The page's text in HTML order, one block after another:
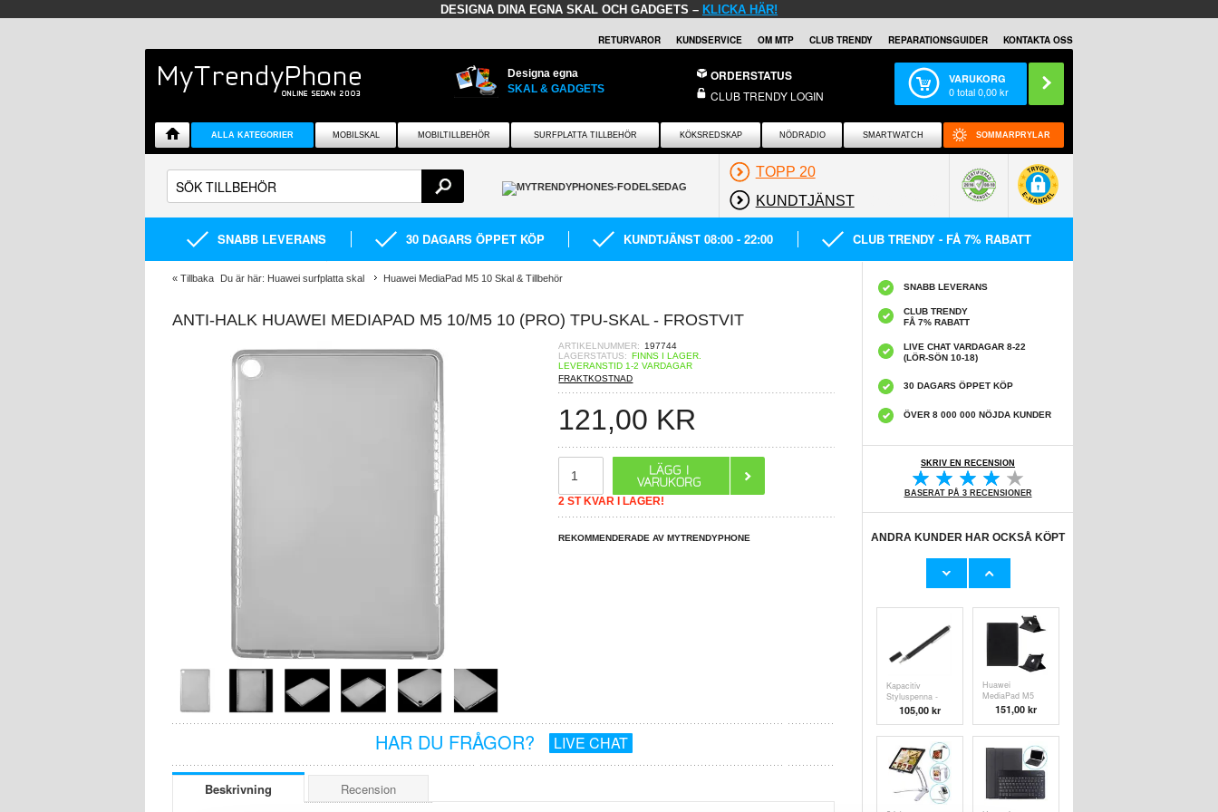
DESIGNA DINA EGNA SKAL OCH GADGETS – KLICKA HÄR!
RETURVAROR KUNDSERVICE OM MTP CLUB TRENDY REPARATIONSGUIDER KONTAKTA OSS
Designa egna
SKAL & GADGETS
ORDERSTATUS
CLUB TRENDY LOGIN
VARUKORG
0total0,00kr
ALLA KATEGORIER MOBILSKAL MOBILTILLBEHÖR SURFPLATTA TILLBEHÖR KÖKSREDSKAP NÖDRADIO SMARTWATCH SOMMARPRYLAR
TOPP 20
KUNDTJÄNST
SNABB LEVERANS 30 DAGARS ÖPPET KÖP KUNDTJÄNST 08:00 - 22:00 CLUB TRENDY - FÅ 7% RABATT
« Tillbaka Du är här: Huawei surfplatta skal Huawei MediaPad M5 10 Skal & Tillbehör
ANTI-HALK HUAWEI MEDIAPAD M5 10/M5 10 (PRO) TPU-SKAL - FROSTVIT
ARTIKELNUMMER:
197744
LAGERSTATUS: FINNS I LAGER.
LEVERANSTID 1-2 VARDAGAR
FRAKTKOSTNAD
121,00 KR
2 ST KVAR I LAGER!
REKOMMENDERADE AV MYTRENDYPHONE
HAR DU FRÅGOR? LIVE CHAT
Beskrivning Recension
SNABB LEVERANS
CLUB TRENDY
FÅ 7% RABATT
LIVE CHAT VARDAGAR 8-22
(LÖR-SÖN 10-18)
30 DAGARS ÖPPET KÖP
ÖVER 8 000 000 NÖJDA KUNDER
SKRIV EN RECENSION
BASERAT PÅ 3 RECENSIONER
ANDRA KUNDER HAR OCKSÅ KÖPT
Härdat Glas
- Klar
Tri-Fold Series
MediaPad M5
10/M5 10 (Pro)
Svart
Kapacitiv
Styluspenna -
Svart105,00 kr
Huawei
MediaPad M5
10/M5 10 (Pro)
Roterande Fodral
- Svart
151,00 kr